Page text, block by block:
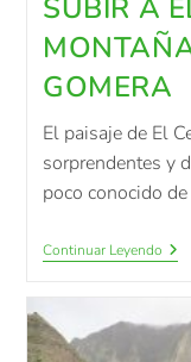
SUBIR A
GOMERA
El paisaje de El
sorprendentes y
poco conocido
Continuar Leyendo